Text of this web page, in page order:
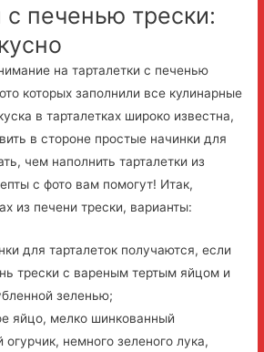
с печенью трески:
на тарталетки с печенью
которых заполнили все кулинарные
в тарталетках широко известна,
в стороне простые начинки для
чем наполнить тарталетки из
с фото вам помогут! Итак,
из печени трески, варианты:
для тарталеток получаются, если
трески с вареным тертым яйцом и
зеленью;
яйцо, мелко шинкованный
немного зеленого лука,